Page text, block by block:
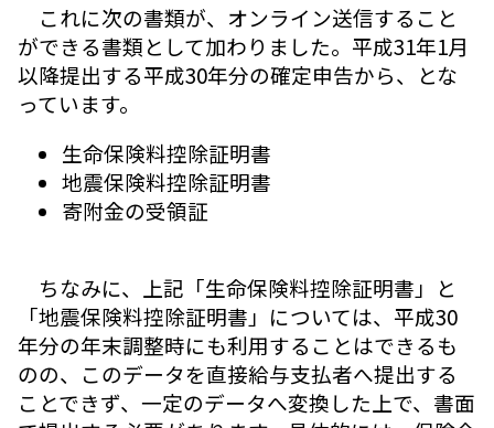
これに次の書類が、オンライン送信すること
ができる書類として加わりました。平成31年1月
以降提出する平成30年分の確定申告から、とな
っています。
生命保険料控除証明書
地震保険料控除証明書
寄附金の受領証
ちなみに、上記「生命保険料控除証明書」と
「地震保険料控除証明書」については、平成30
年分の年末調整時にも利用することはできるも
のの、このデータを直接給与支払者へ提出する
ことできず、一定のデータへ変換した上で、書面